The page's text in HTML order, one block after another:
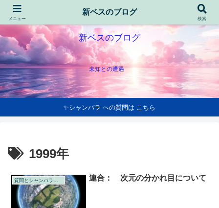
新ベスのブログ
未知との遭遇
✨シャンバラ への質問は こちら
1999年
連合： 次元の分かれ目について
メニュー
新ベスのブログ
検索